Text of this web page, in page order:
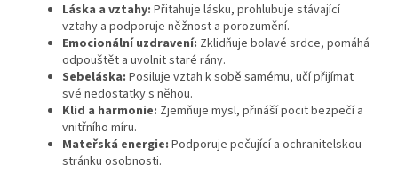
Láska a vztahy: Přitahuje lásku, prohlubuje stávající
vztahy a podporuje něžnost a porozumění.
Emocionální uzdravení: Zklidňuje bolavé srdce, pomáhá
odpouštět a uvolnit staré rány.
Sebeláska: Posiluje vztah k sobě samému, učí přijímat
své nedostatky s něhou.
Klid a harmonie: Zjemňuje mysl, přináší pocit bezpečí a
vnitřního míru.
Mateřská energie: Podporuje pečující a ochranitelskou
stránku osobnosti.